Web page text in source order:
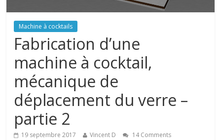
Machine à cocktails
Fabrication d’une
machine à cocktail,
mécanique de
déplacement du verre –
partie 2
19 septembre 2017 Vincent D 14 Comments